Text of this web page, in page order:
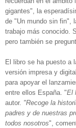
gigantes", la
de "Un mundo sin fin",
trabajo más conocido.
pero también se
El libro se ha puesto a
versión impresa y
para apoyar el
entre ellos España. "El
autor. "Recoge la
padres y de nuestras
todos nosotros",